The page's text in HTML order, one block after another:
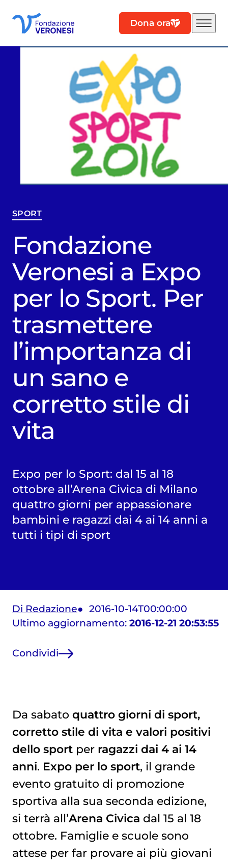
Dona ora
SPORT
Fondazione
Veronesi a Expo
per lo Sport. Per
trasmettere
l’importanza di
un sano e
corretto stile di
vita
Expo per lo Sport: dal 15 al 18
ottobre all’Arena Civica di Milano
quattro giorni per appassionare
bambini e ragazzi dai 4 ai 14 anni a
tutti i tipi di sport
Di Redazione
2016-10-14T00:00:00
Ultimo aggiornamento: 2016-12-21 20:53:55
Condividi
Da sabato quattro giorni di sport,
corretto stile di vita e valori positivi
dello sportper ragazzi dai 4 ai 14
anni. Expo per lo sport, il grande
evento gratuito di promozione
sportiva alla sua seconda edizione,
si terrà all’Arena Civica dal 15 al 18
ottobre. Famiglie e scuole sono
attese per far provare ai più giovani